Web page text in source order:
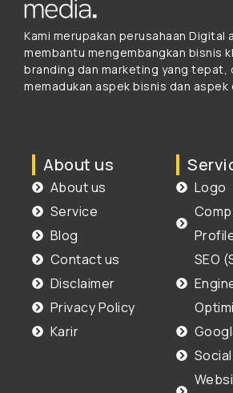
Kami merupakan perusahaan Digital
membantu mengembangkan bisnis
branding dan marketing yang tepat,
memadukan aspek bisnis dan aspek
About us
About us
Service
Blog
Contact us
Disclaimer
Privacy Policy
Karir
Logo
SEO